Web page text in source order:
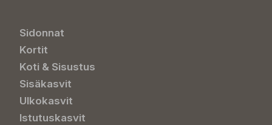
Sidonnat
Kortit
Koti & Sisustus
Sisäkasvit
Ulkokasvit
Istutuskasvit